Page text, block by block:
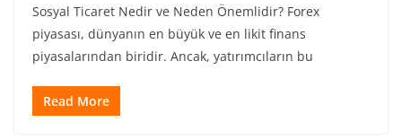
Sosyal Ticaret Nedir ve Neden Önemlidir? Forex
piyasası, dünyanın en büyük ve en likit finans
piyasalarından biridir. Ancak, yatırımcıların bu
Read More